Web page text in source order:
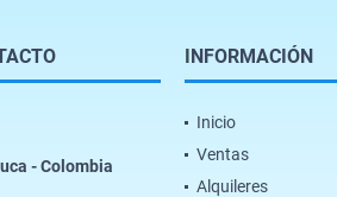
- Colombia
INFORMACIÓN
Inicio
Ventas
Alquileres